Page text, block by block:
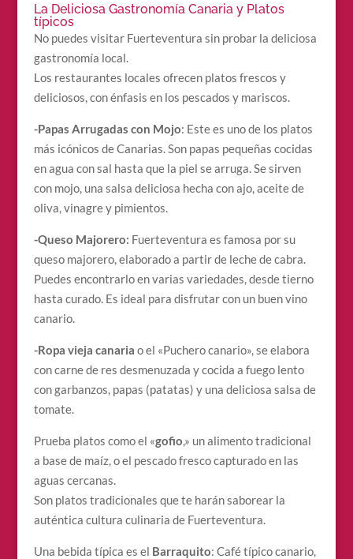
La Deliciosa Gastronomía Canaria y Platos
típicos
No puedes visitar Fuerteventura sin probar la deliciosa
gastronomía local.
Los restaurantes locales ofrecen platos frescos y
deliciosos, con énfasis en los pescados y mariscos.
-Papas Arrugadas con Mojo: Este es uno de los platos
más icónicos de Canarias. Son papas pequeñas cocidas
en agua con sal hasta que la piel se arruga. Se sirven
con mojo, una salsa deliciosa hecha con ajo, aceite de
oliva, vinagre y pimientos.
-Queso Majorero: Fuerteventura es famosa por su
queso majorero, elaborado a partir de leche de cabra.
Puedes encontrarlo en varias variedades, desde tierno
hasta curado. Es ideal para disfrutar con un buen vino
canario.
-Ropa vieja canaria o el «Puchero canario», se elabora
con carne de res desmenuzada y cocida a fuego lento
con garbanzos, papas (patatas) y una deliciosa salsa de
tomate.
Prueba platos como el «gofio ,» un alimento tradicional
a base de maíz, o el pescado fresco capturado en las
aguas cercanas.
Son platos tradicionales que te harán saborear la
auténtica cultura culinaria de Fuerteventura.
Una bebida típica es el Barraquito: Café típico canario,